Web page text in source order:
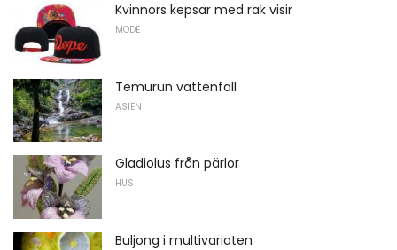
Kvinnors kepsar med rak visir
MODE
Temurun vattenfall
ASIEN
Gladiolus från pärlor
HUS
Buljong i multivariaten